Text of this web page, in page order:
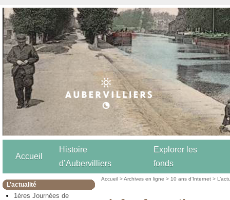
Accueil
Histoire
d’Aubervilliers
Explorer les
fonds
L’actualité
1ères Journées de
Accueil >Archives en ligne > 10 ans d’Internet >